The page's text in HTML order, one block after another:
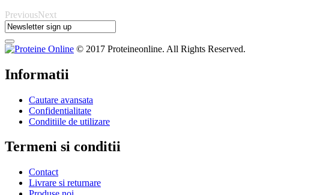
PreviousNext
© 2017 Proteineonline. All Rights Reserved.
Informatii
Cautare avansata
Confidentialitate
Conditiile de utilizare
Termeni si conditii
Contact
Livrare si returnare